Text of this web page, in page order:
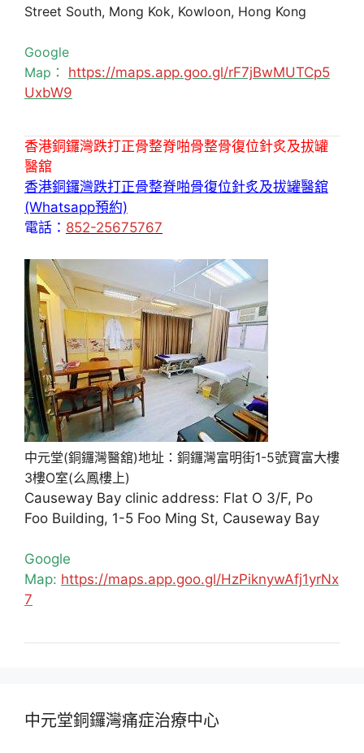
Street South, Mong Kok, Kowloon, Hong Kong
Google
Map： https://maps.app.goo.gl/rF7jBwMUTCp5
UxbW9
香港銅鑼灣跌打正骨整脊啪骨整骨復位針炙及拔罐
醫舘
香港銅鑼灣跌打正骨整脊啪骨復位針炙及拔罐醫舘
(Whatsapp預約)
電話： 852-25675767
中元堂(銅鑼灣醫舘)地址：銅鑼灣富明街1-5號寶富大樓
3樓O室(么鳳樓上)
Causeway Bay clinic address: Flat O 3/F, Po
Foo Building, 1-5 Foo Ming St, Causeway Bay
Google
Map: https://maps.app.goo.gl/HzPiknywAfj1yrNx
7
中元堂銅鑼灣痛症治療中心